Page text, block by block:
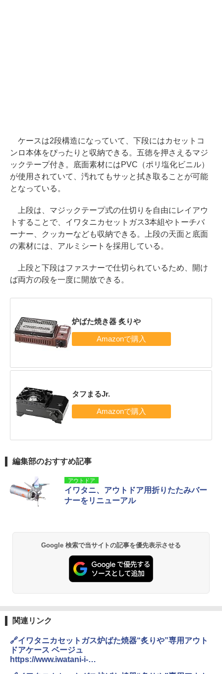
ケースは2段構造になっていて、下段にはカセットコ
ンロ本体をぴったりと収納できる。五徳を押さえるマジ
ックテープ付き。底面素材にはPVC（ポリ塩化ビニル）
が使用されていて、汚れてもサッと拭き取ることが可能
となっている。
上段は、マジックテープ式の仕切りを自由にレイアウ
トすることで、イワタニカセットガス3本組やトーチバ
ーナー、クッカーなども収納できる。上段の天面と底面
の素材には、アルミシートを採用している。
上段と下段はファスナーで仕切られているため、開け
ば両方の段を一度に開放できる。
炉ばた焼き器 炙りや
タフまるJr.
編集部のおすすめ記事
アウトドア
イワタニ、アウトドア用折りたたみバー
ナーをリニューアル
Google 検索で当サイトの記事を優先表示させる
関連リンク
🔗イワタニカセットガス炉ばた焼器“炙りや”専用アウト
ドアケース ベージュ
https://www.iwatani-i-